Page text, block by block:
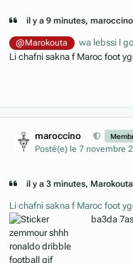
il y a 9 minutes,
@Marokouta
wa lebssi l
Li chafni sakna f Maroc foot
maroccino
Posté(e) le 7 novembre
il y a 3 minutes,
Li chafni sakna f Maroc foot
ba3da